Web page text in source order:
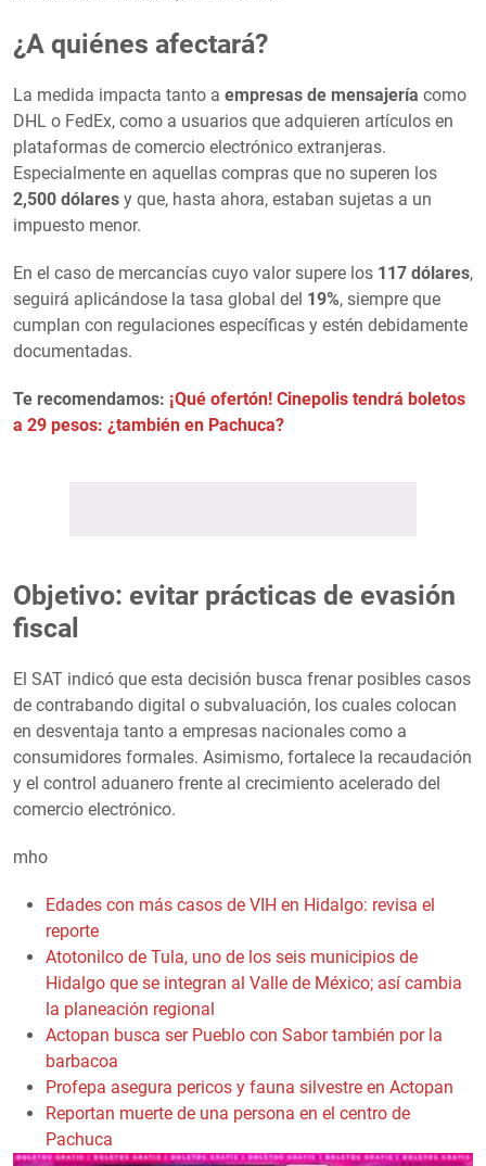
¿A quiénes afectará?
La medida impacta tanto a empresas de mensajería como
DHL o FedEx, como a usuarios que adquieren artículos en
plataformas de comercio electrónico extranjeras.
Especialmente en aquellas compras que no superen los
2,500 dólares y que, hasta ahora, estaban sujetas a un
impuesto menor.
En el caso de mercancías cuyo valor supere los 117 dólares,
seguirá aplicándose la tasa global del 19%, siempre que
cumplan con regulaciones específicas y estén debidamente
documentadas.
Te recomendamos: ¡Qué ofertón! Cinepolis tendrá boletos
a 29 pesos: ¿también en Pachuca?
Objetivo: evitar prácticas de evasión
fiscal
El SAT indicó que esta decisión busca frenar posibles casos
de contrabando digital o subvaluación, los cuales colocan
en desventaja tanto a empresas nacionales como a
consumidores formales. Asimismo, fortalece la recaudación
y el control aduanero frente al crecimiento acelerado del
comercio electrónico.
mho
Edades con más casos de VIH en Hidalgo: revisa el
reporte
Atotonilco de Tula, uno de los seis municipios de
Hidalgo que se integran al Valle de México; así cambia
la planeación regional
Actopan busca ser Pueblo con Sabor también por la
barbacoa
Profepa asegura pericos y fauna silvestre en Actopan
Reportan muerte de una persona en el centro de
Pachuca